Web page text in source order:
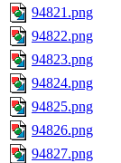
94821.png
94822.png
94823.png
94824.png
94825.png
94826.png
94827.png